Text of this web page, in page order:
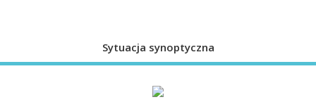
Sytuacja synoptyczna